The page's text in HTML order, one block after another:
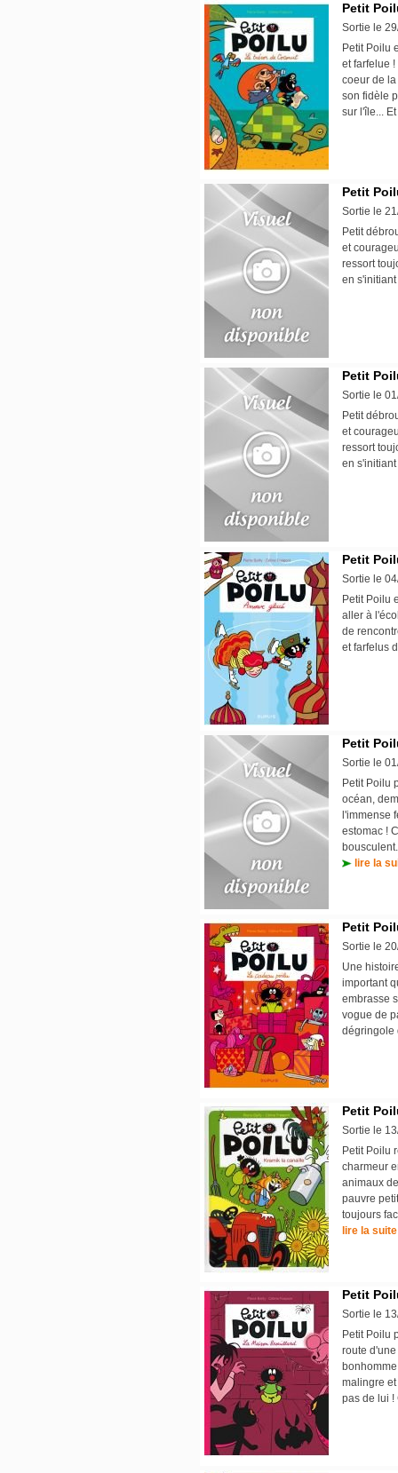
Petit
Sortie le
Petit Poilu
et farfelue
coeur de
son fidèle
sur l'île...
Petit
Sortie le
Petit
et
ressort
en
Petit
Sortie le
Petit
et
ressort
en
Petit
Sortie le
Petit Poilu
aller à
de
et farfelus
Petit
Sortie le
Petit Poilu
océan,
l'immense
estomac !
lire la
Petit
Sortie le
Une
important
embrasse
vogue de
dégringole
Petit
Sortie le
Petit Poilu
charmeur
animaux
pauvre
toujours
lire la suite
Petit
Sortie le
Petit Poilu
route
malingre
pas de lui